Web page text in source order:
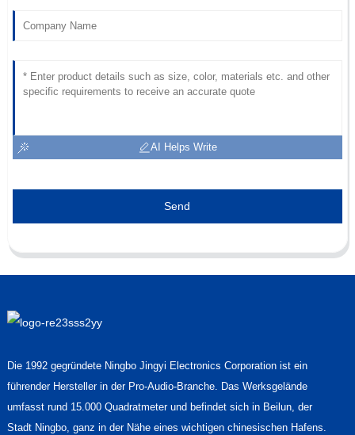
AI Helps Write
Send
Die 1992 gegründete Ningbo Jingyi Electronics Corporation ist ein
führender Hersteller in der Pro-Audio-Branche. Das Werksgelände
umfasst rund 15.000 Quadratmeter und befindet sich in Beilun, der
Stadt Ningbo, ganz in der Nähe eines wichtigen chinesischen Hafens.